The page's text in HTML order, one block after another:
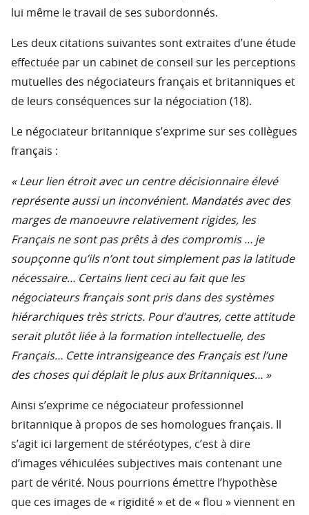
lui même le travail de ses subordonnés.
Les deux citations suivantes sont extraites d’une étude
effectuée par un cabinet de conseil sur les perceptions
mutuelles des négociateurs français et britanniques et
de leurs conséquences sur la négociation (18).
Le négociateur britannique s’exprime sur ses collègues
français :
« Leur lien étroit avec un centre décisionnaire élevé
représente aussi un inconvénient. Mandatés avec des
marges de manoeuvre relativement rigides, les
Français ne sont pas prêts à des compromis … je
soupçonne qu’ils n’ont tout simplement pas la latitude
nécessaire… Certains lient ceci au fait que les
négociateurs français sont pris dans des systèmes
hiérarchiques très stricts. Pour d’autres, cette attitude
serait plutôt liée à la formation intellectuelle, des
Français… Cette intransigeance des Français est l’une
des choses qui déplait le plus aux Britanniques… »
Ainsi s’exprime ce négociateur professionnel
britannique à propos de ses homologues français. Il
s’agit ici largement de stéréotypes, c’est à dire
d’images véhiculées subjectives mais contenant une
part de vérité. Nous pourrions émettre l’hypothèse
que ces images de « rigidité » et de « flou » viennent en